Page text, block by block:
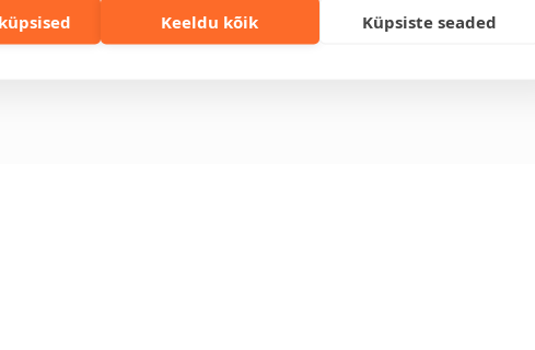
Keeldu kõik Küpsiste seaded
Privaatsuspoliitika